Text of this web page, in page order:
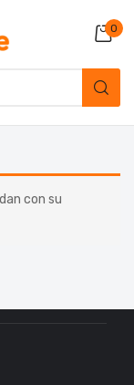
0
con su